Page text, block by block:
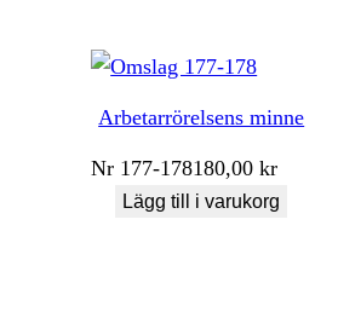
Arbetarrörelsens minne
Nr 177-178180,00kr
Lägg till i varukorg